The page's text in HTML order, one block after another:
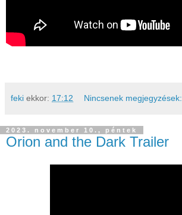
feki ekkor: 17:12 Nincsenek megjegyzések:
2023. november 10., péntek
Orion and the Dark Trailer